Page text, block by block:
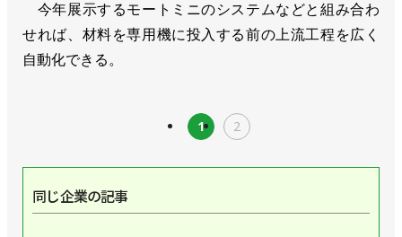
今年展示するモートミニのシステムなどと組み合わ
せれば、材料を専用機に投入する前の上流工程を広く
自動化できる。
1 2
同じ企業の記事